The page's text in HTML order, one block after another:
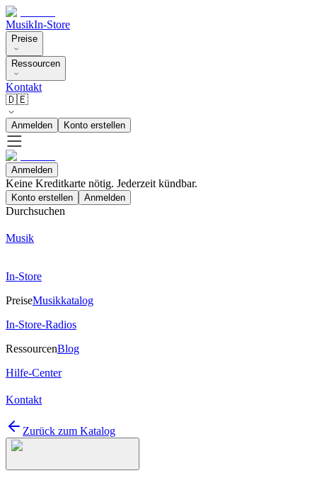
MusikIn-Store
Preise
Ressourcen
Kontakt
🇩🇪
Anmelden Konto erstellen
Anmelden
Keine Kreditkarte nötig. Jederzeit kündbar.
Konto erstellen Anmelden
Durchsuchen
Musik
In-Store
PreiseMusikkatalog
In-Store-Radios
RessourcenBlog
Hilfe-Center
Kontakt
Zurück zum Katalog